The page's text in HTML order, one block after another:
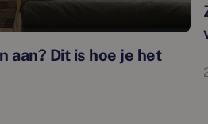
aan? Dit is hoe je het